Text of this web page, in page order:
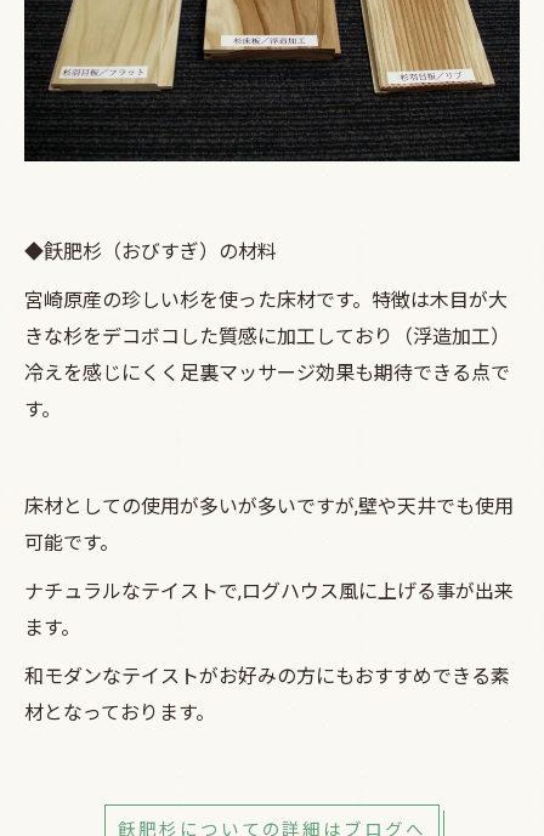
◆飫肥杉（おびすぎ）の材料
宮崎原産の珍しい杉を使った床材です。特徴は木目が大
きな杉をデコボコした質感に加工しており（浮造加工）
冷えを感じにくく足裏マッサージ効果も期待できる点で
す。
床材としての使用が多いが多いですが,壁や天井でも使用
可能です。
ナチュラルなテイストで,ログハウス風に上げる事が出来
ます。
和モダンなテイストがお好みの方にもおすすめできる素
材となっております。
飫肥杉についての詳細はブログへ